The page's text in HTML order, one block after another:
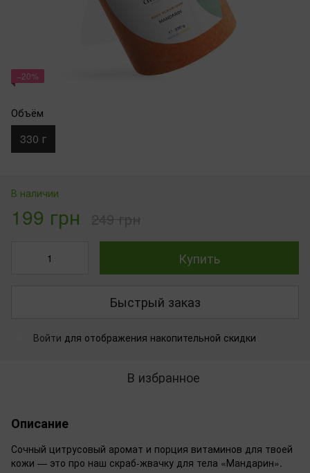
−20%
Объём
330 г
В наличии
199 грн
Купить
Быстрый заказ
Войти для отображения накопительной скидки
В избранное
Описание
Сочный цитрусовый аромат и порция витаминов для твоей
кожи — это про наш скраб-жвачку для тела «Мандарин».